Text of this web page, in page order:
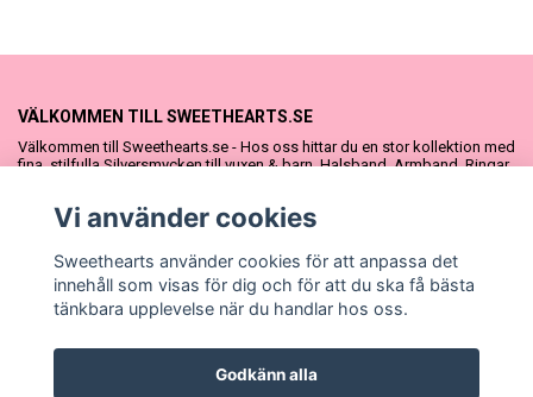
VÄLKOMMEN TILL SWEETHEARTS.SE
Välkommen till Sweethearts.se - Hos oss hittar du en stor kollektion med
fina, stilfulla Silversmycken till vuxen & barn. Halsband, Armband, Ringar
vår söta Sweethearts kolllektion med barnsmycken, tyllkjolar &
Vi använder cookies
Sweethearts använder cookies för att anpassa det
innehåll som visas för dig och för att du ska få bästa
tänkbara upplevelse när du handlar hos oss.
Godkänn alla